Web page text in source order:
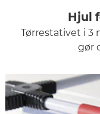
Hjul
Tørrestativet i 3
gør